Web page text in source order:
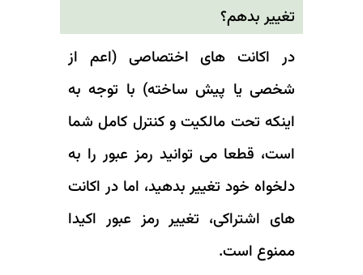
تغییر بدهم؟
در اکانت های اختصاصی (اعم از
شخصی یا پیش ساخته) با توجه به
اینکه تحت مالکیت و کنترل کامل شما
است، قطعا می توانید رمز عبور را به
دلخواه خود تغییر بدهید، اما در اکانت
های اشتراکی، تغییر رمز عبور اکیدا
ممنوع است.